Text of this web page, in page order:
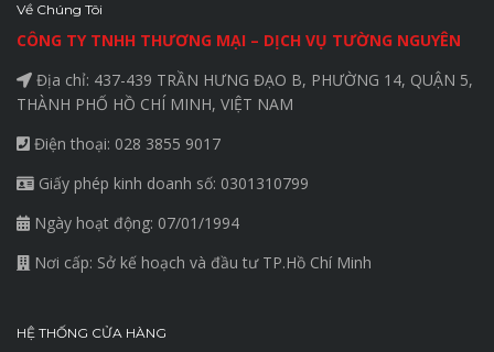
Về Chúng Tôi
CÔNG TY TNHH THƯƠNG MẠI – DỊCH VỤ TƯỜNG NGUYÊN
Địa chỉ: 437-439 TRẦN HƯNG ĐẠO B, PHƯỜNG 14, QUẬN 5,
THÀNH PHỐ HỒ CHÍ MINH, VIỆT NAM
Điện thoại: 028 3855 9017
Giấy phép kinh doanh số: 0301310799
Ngày hoạt động: 07/01/1994
Nơi cấp: Sở kế hoạch và đầu tư TP.Hồ Chí Minh
HỆ THỐNG CỬA HÀNG